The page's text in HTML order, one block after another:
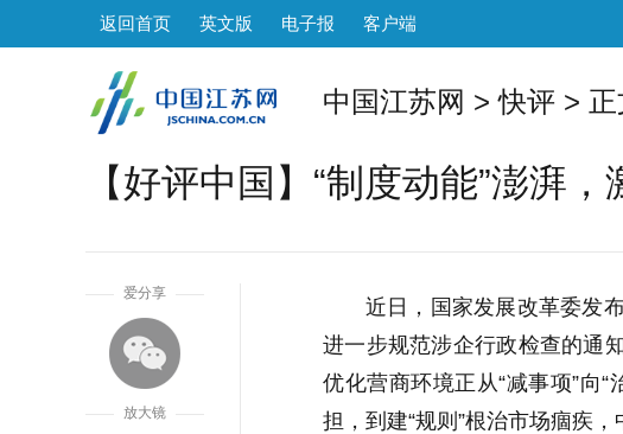
返回首页 英文版 电子报 客户端
中国江苏网 >快评 > 正
【好评中国】“制度动能”澎湃
爱分享
放大镜
近日，国家发展改革委发
进一步规范涉企行政检查的通
优化营商环境正从“减事项”向
担，到建“规则”根治市场痼疾